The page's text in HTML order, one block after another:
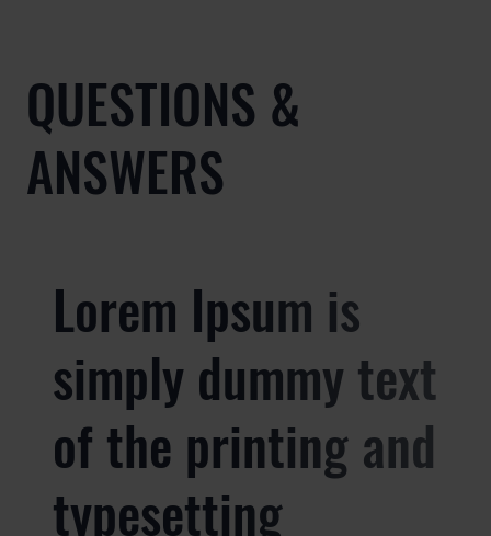
QUESTIONS &
ANSWERS
Lorem Ipsum is
simply dummy text
of the printing and
typesetting